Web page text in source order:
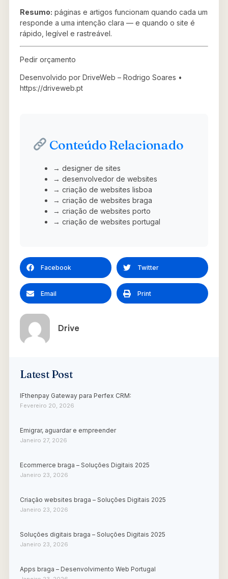
Resumo: páginas e artigos funcionam quando cada um
responde a uma intenção clara — e quando o site é
rápido, legível e rastreável.
Pedir orçamento
Desenvolvido por DriveWeb – Rodrigo Soares •
https://driveweb.pt
Conteúdo Relacionado
→ designer de sites
→ desenvolvedor de websites
→ criação de websites lisboa
→ criação de websites braga
→ criação de websites porto
→ criação de websites portugal
Facebook Twitter
Email Print
Drive
Latest Post
IFthenpay Gateway para Perfex CRM:
Fevereiro 20, 2026
Emigrar, aguardar e empreender
Janeiro 27, 2026
Ecommerce braga – Soluções Digitais 2025
Janeiro 23, 2026
Criação websites braga – Soluções Digitais 2025
Janeiro 23, 2026
Soluções digitais braga – Soluções Digitais 2025
Janeiro 23, 2026
Apps braga – Desenvolvimento Web Portugal